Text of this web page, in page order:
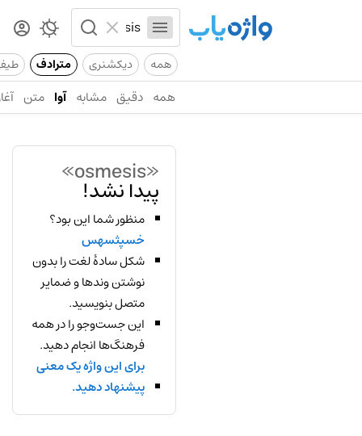
همه دیکشنری مترادف
همه دقیق مشابه آوا متن
«osmesis»
پیدا نشد!
منظور شما این بود؟
خسپثسهس
شکل سادهٔ لغت را بدون
نوشتن وندها و ضمایر
متصل بنویسید.
این جست‌وجو را در همه
فرهنگ‌ها انجام دهید.
برای این واژه یک معنی
پیشنهاد دهید.